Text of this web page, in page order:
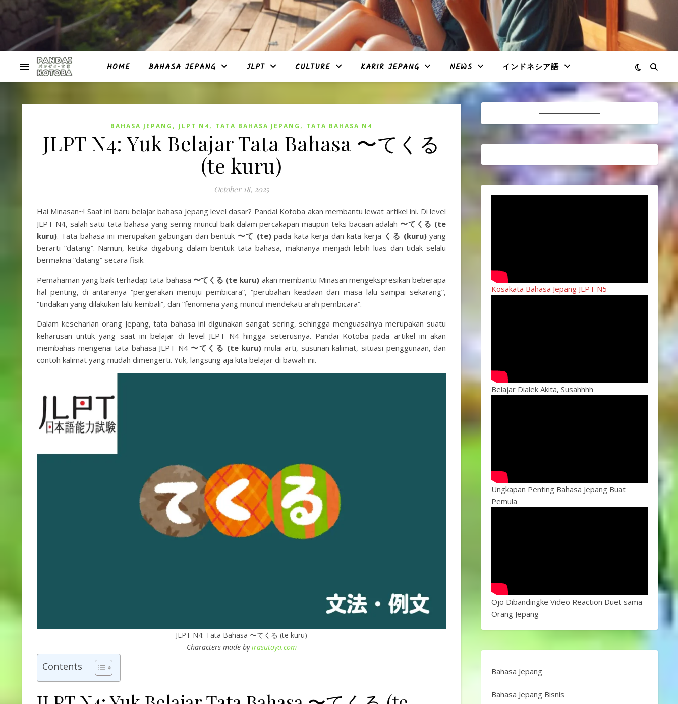
HOME BAHASA JEPANG JLPT CULTURE KARIR JEPANG NEWS インドネシア語
BAHASA JEPANG , JLPT N4, TATA BAHASA JEPANG , TATA BAHASA N4
JLPT N4: Yuk Belajar Tata Bahasa 〜てくる
(te kuru)
October 18, 2025
Hai Minasan~! Saat ini baru belajar bahasa Jepang level dasar? Pandai Kotoba akan membantu lewat artikel ini. Di level
JLPT N4, salah satu tata bahasa yang sering muncul baik dalam percakapan maupun teks bacaan adalah 〜てくる (te
kuru). Tata bahasa ini merupakan gabungan dari bentuk 〜て (te) pada kata kerja dan kata kerja くる (kuru)yang
berarti “datang”. Namun, ketika digabung dalam bentuk tata bahasa, maknanya menjadi lebih luas dan tidak selalu
bermakna “datang” secara fisik.
Pemahaman yang baik terhadap tata bahasa 〜てくる (te kuru) akan membantu Minasan mengekspresikan beberapa
hal penting, di antaranya “pergerakan menuju pembicara”, “perubahan keadaan dari masa lalu sampai sekarang”,
“tindakan yang dilakukan lalu kembali”, dan “fenomena yang muncul mendekati arah pembicara”.
Dalam keseharian orang Jepang, tata bahasa ini digunakan sangat sering, sehingga menguasainya merupakan suatu
keharusan untuk yang saat ini belajar di level JLPT N4 hingga seterusnya. Pandai Kotoba pada artikel ini akan
membahas mengenai tata bahasa JLPT N4 〜てくる (te kuru) mulai arti, susunan kalimat, situasi penggunaan, dan
contoh kalimat yang mudah dimengerti. Yuk, langsung aja kita belajar di bawah ini.
JLPT N4: Tata Bahasa 〜てくる (te kuru)
Characters made byirasutoya.com
Contents
Kosakata Bahasa Jepang JLPT N5
Belajar Dialek Akita, Susahhhh
Ungkapan Penting Bahasa Jepang Buat
Pemula
Ojo Dibandingke Video Reaction Duet sama
Orang Jepang
Bahasa Jepang
Bahasa Jepang Bisnis